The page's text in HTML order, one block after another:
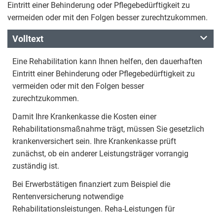
Eintritt einer Behinderung oder Pflegebedürftigkeit zu
vermeiden oder mit den Folgen besser zurechtzukommen.
Volltext
Eine Rehabilitation kann Ihnen helfen, den dauerhaften
Eintritt einer Behinderung oder Pflegebedürftigkeit zu
vermeiden oder mit den Folgen besser
zurechtzukommen.
Damit Ihre Krankenkasse die Kosten einer
Rehabilitationsmaßnahme trägt, müssen Sie gesetzlich
krankenversichert sein. Ihre Krankenkasse prüft
zunächst, ob ein anderer Leistungsträger vorrangig
zuständig ist.
Bei Erwerbstätigen finanziert zum Beispiel die
Rentenversicherung notwendige
Rehabilitationsleistungen. Reha-Leistungen für